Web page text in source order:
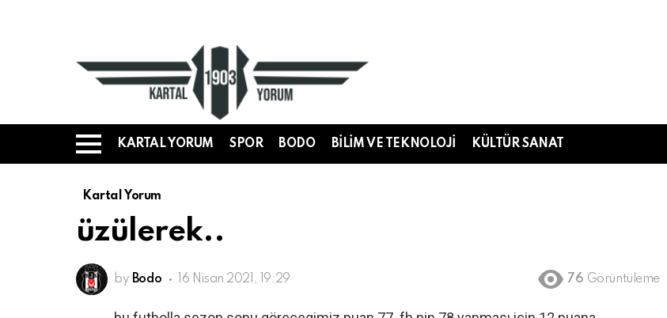
Menü
KARTAL YORUM SPOR BODO BILIM VE TEKNOLOJI KÜLTÜR SANAT
Kartal Yorum
üzülerek..
by Bodo 16 Nisan 2021, 19:29 76 Görüntüleme